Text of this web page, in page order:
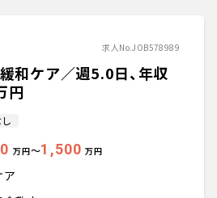
求人No.JOB578989
緩和ケア／週5.0日、年収
円
万円〜1,500 万円
ア